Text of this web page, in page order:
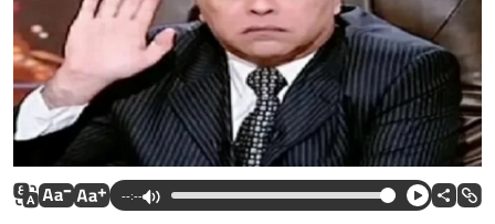
--:--